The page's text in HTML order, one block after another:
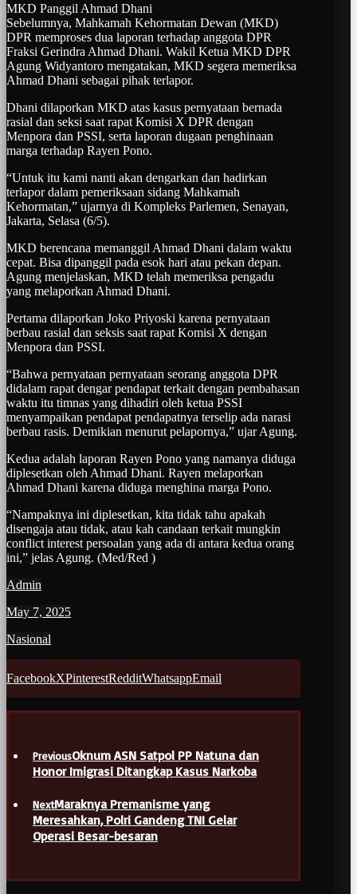
MKD Panggil Ahmad Dhani
Sebelumnya, Mahkamah Kehormatan Dewan (MKD)
DPR memproses dua laporan terhadap anggota DPR
Fraksi Gerindra Ahmad Dhani. Wakil Ketua MKD DPR
Agung Widyantoro mengatakan, MKD segera memeriksa
Ahmad Dhani sebagai pihak terlapor.
Dhani dilaporkan MKD atas kasus pernyataan bernada
rasial dan seksi saat rapat Komisi X DPR dengan
Menpora dan PSSI, serta laporan dugaan penghinaan
marga terhadap Rayen Pono.
“Untuk itu kami nanti akan dengarkan dan hadirkan
terlapor dalam pemeriksaan sidang Mahkamah
Kehormatan,” ujarnya di Kompleks Parlemen, Senayan,
Jakarta, Selasa (6/5).
MKD berencana memanggil Ahmad Dhani dalam waktu
cepat. Bisa dipanggil pada esok hari atau pekan depan.
Agung menjelaskan, MKD telah memeriksa pengadu
yang melaporkan Ahmad Dhani.
Pertama dilaporkan Joko Priyoski karena pernyataan
berbau rasial dan seksis saat rapat Komisi X dengan
Menpora dan PSSI.
“Bahwa pernyataan pernyataan seorang anggota DPR
didalam rapat dengar pendapat terkait dengan pembahasan
waktu itu timnas yang dihadiri oleh ketua PSSI
menyampaikan pendapat pendapatnya terselip ada narasi
berbau rasis. Demikian menurut pelapornya,” ujar Agung.
Kedua adalah laporan Rayen Pono yang namanya diduga
diplesetkan oleh Ahmad Dhani. Rayen melaporkan
Ahmad Dhani karena diduga menghina marga Pono.
“Nampaknya ini diplesetkan, kita tidak tahu apakah
disengaja atau tidak, atau kah candaan terkait mungkin
conflict interest persoalan yang ada di antara kedua orang
ini,” jelas Agung. (Med/Red )
Admin
May 7, 2025
Nasional
FacebookXPinterestRedditWhatsappEmail
PreviousOknum ASN Satpol PP Natuna dan
Honor Imigrasi Ditangkap Kasus Narkoba
NextMaraknya Premanisme yang
Meresahkan, Polri Gandeng TNI Gelar
Operasi Besar-besaran